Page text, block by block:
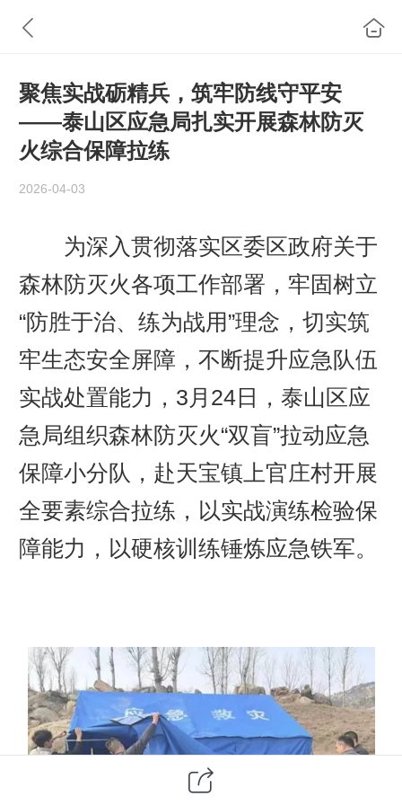
聚焦实战砺精兵，筑牢防线守平安
——泰山区应急局扎实开展森林防灭
火综合保障拉练
2026-04-03
为深入贯彻落实区委区政府关于
森林防灭火各项工作部署，牢固树立
“防胜于治、练为战用”理念，切实筑
牢生态安全屏障，不断提升应急队伍
实战处置能力，3月24日，泰山区应
急局组织森林防灭火“双盲”拉动应急
保障小分队，赴天宝镇上官庄村开展
全要素综合拉练，以实战演练检验保
障能力，以硬核训练锤炼应急铁军。